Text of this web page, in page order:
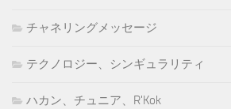
チャネリングメッセージ
テクノロジー、シンギュラリティ
ハカン、チュニア、R'Kok